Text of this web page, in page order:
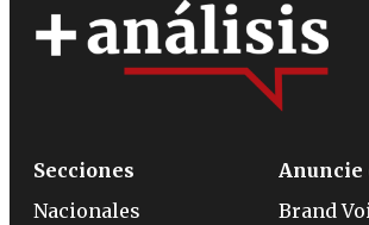
Secciones
Nacionales
Anuncie
Brand